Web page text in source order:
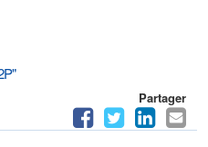
Partager